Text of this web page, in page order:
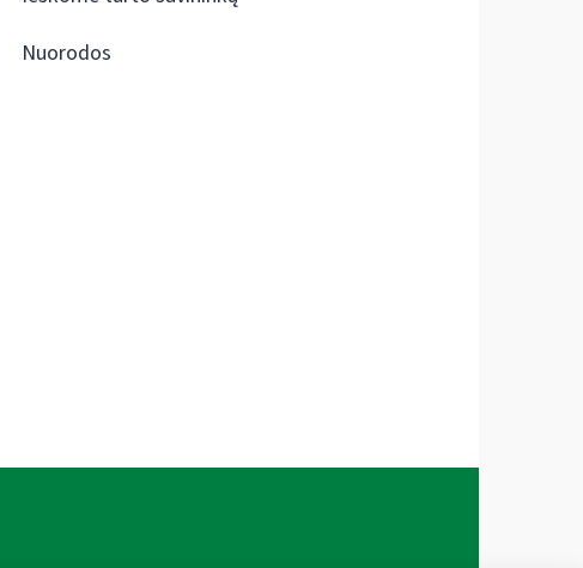
Nuorodos